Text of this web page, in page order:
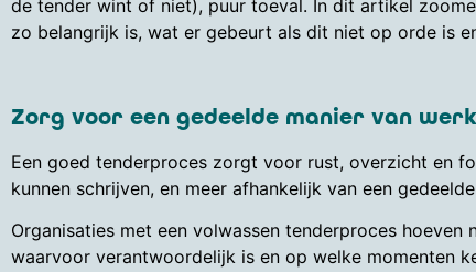
de tender wint of niet), puur toeval. In dit artikel
zo belangrijk is, wat er gebeurt als dit niet op orde is
Zorg voor een gedeelde manier van
Een goed tenderproces zorgt voor rust, overzicht en
kunnen schrijven, en meer afhankelijk van een
Organisaties met een volwassen tenderproces
waarvoor verantwoordelijk is en op welke momenten